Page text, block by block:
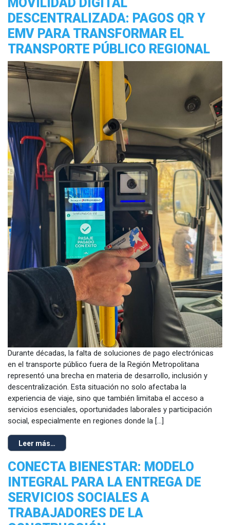
DESCENTRALIZADA: PAGOS QR Y
EMV PARA TRANSFORMAR EL
TRANSPORTE PÚBLICO REGIONAL
Durante décadas, la falta de soluciones de pago electrónicas
en el transporte público fuera de la Región Metropolitana
representó una brecha en materia de desarrollo, inclusión y
descentralización. Esta situación no solo afectaba la
experiencia de viaje, sino que también limitaba el acceso a
servicios esenciales, oportunidades laborales y participación
social, especialmente en regiones donde la […]
Leer más…
CONECTA BIENESTAR: MODELO
INTEGRAL PARA LA ENTREGA DE
SERVICIOS SOCIALES A
TRABAJADORES DE LA